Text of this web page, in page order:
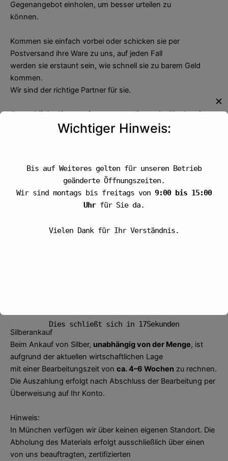
Gegenangebot einholen, um besser urteilen zu
können.
Kommen sie einfach vorbei oder schicken sie per
Postversand ihre Ware zu uns, auf jeden Fall
werden sie erstaunt sein, wie schnell sie zu barem Geld
kommen.
Wir sind der richtige Partner für sie.
Gewerbliche Konzessionen gegen Gewerbe Nachweis
Wir freuen uns Sie kennenzulernen.
Überweisung über die Bank
Auszahlungen vor Ort
Silberankauf
Beim Ankauf von Silber, unabhängig von der Menge, ist
aufgrund der aktuellen wirtschaftlichen Lage
mit einer Bearbeitungszeit von ca. 4–6 Wochen zu rechnen.
Die Auszahlung erfolgt nach Abschluss der Bearbeitung per
Überweisung auf Ihr Konto.
Hinweis:
In München verfügen wir über keinen eigenen Standort. Die
Abholung des Materials erfolgt ausschließlich über einen
von uns beauftragten, zertifizierten
Wichtiger Hinweis:
✕
Bis auf Weiteres gelten für unseren Betrieb
geänderte Öffnungszeiten.
Wir sind montags bis freitags von 9:00 bis 15:00
Uhrfür Sie da.
Vielen Dank für Ihr Verständnis.
Dies schließt sich in 16Sekunden